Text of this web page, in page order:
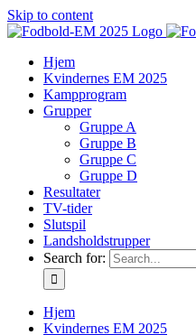
Skip to content
Hjem
Kvindernes EM 2025
Kampprogram
Grupper
Gruppe A
Gruppe B
Gruppe C
Gruppe D
Resultater
TV-tider
Slutspil
Landsholdstrupper
Search for:
Hjem
Kvindernes EM 2025